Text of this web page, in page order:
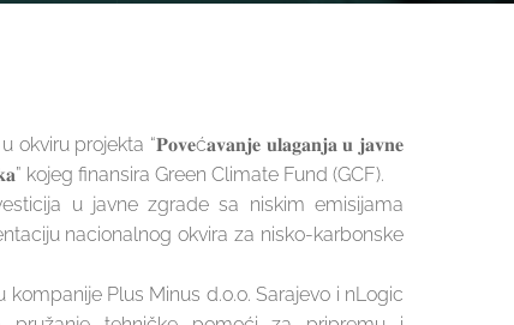
projekta “𝐏𝐨𝐯𝐞ć𝐚𝐯𝐚𝐧𝐣𝐞 𝐮𝐥𝐚𝐠𝐚𝐧𝐣𝐚 𝐮 𝐣𝐚𝐯𝐧𝐞
kojeg finansira Green Climate Fund (GCF).
u javne zgrade sa niskim emisijama
nacionalnog okvira za nisko-karbonske
Plus Minus d.o.o. Sarajevo i nLogic